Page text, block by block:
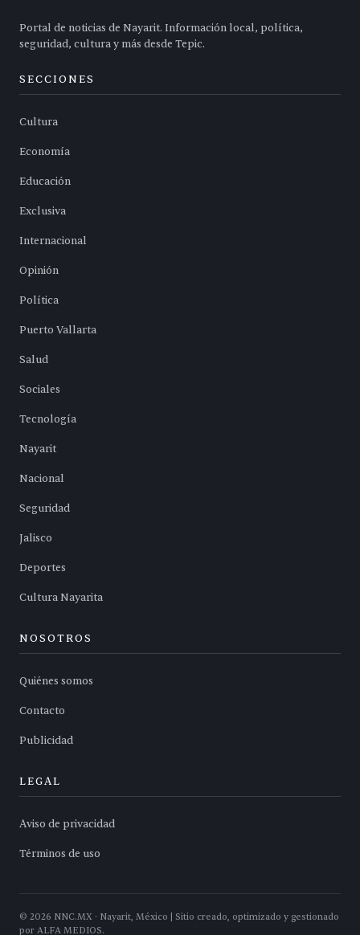
Portal de noticias de Nayarit. Información local, política,
seguridad, cultura y más desde Tepic.
SECCIONES
Cultura
Economía
Educación
Exclusiva
Internacional
Opinión
Política
Puerto Vallarta
Salud
Sociales
Tecnología
Nayarit
Nacional
Seguridad
Jalisco
Deportes
Cultura Nayarita
NOSOTROS
Quiénes somos
Contacto
Publicidad
LEGAL
Aviso de privacidad
Términos de uso
© 2026 NNC.MX · Nayarit, México | Sitio creado, optimizado y gestionado
por ALFA MEDIOS.